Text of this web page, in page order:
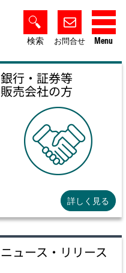
Menu
お問合せ
検索
銀行・証券等
販売会社の方
詳しく見る
ニュース・リリース